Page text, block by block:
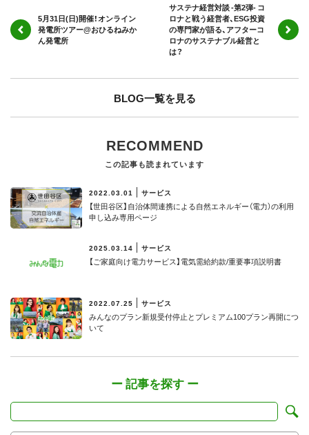
5月31日(日)開催！オンライン
発電所ツアー@おひるねみか
ん発電所
サステナ経営対談 -第2弾- コ
ロナと戦う経営者、ESG投資
の専門家が語る、アフターコ
ロナのサステナブル経営と
は？
BLOG一覧を見る
RECOMMEND
この記事も読まれています
2022.03.01 サービス
【世田谷区】⾃治体間連携による⾃然エネルギー（電⼒）の利⽤
申し込み専用ページ
2025.03.14 サービス
【ご家庭向け電力サービス】電気需給約款/重要事項説明書
2022.07.25 サービス
みんなのプラン新規受付停止とプレミアム100プラン再開につ
いて